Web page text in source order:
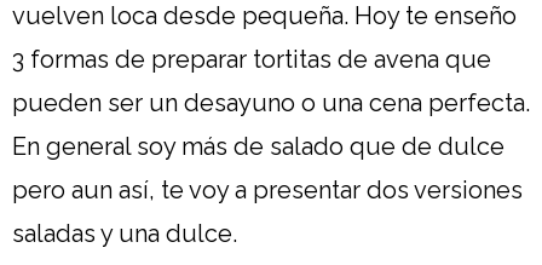
vuelven loca desde pequeña. Hoy te enseño
3 formas de preparar tortitas de avena que
pueden ser un desayuno o una cena perfecta.
En general soy más de salado que de dulce
pero aun así, te voy a presentar dos versiones
saladas y una dulce.